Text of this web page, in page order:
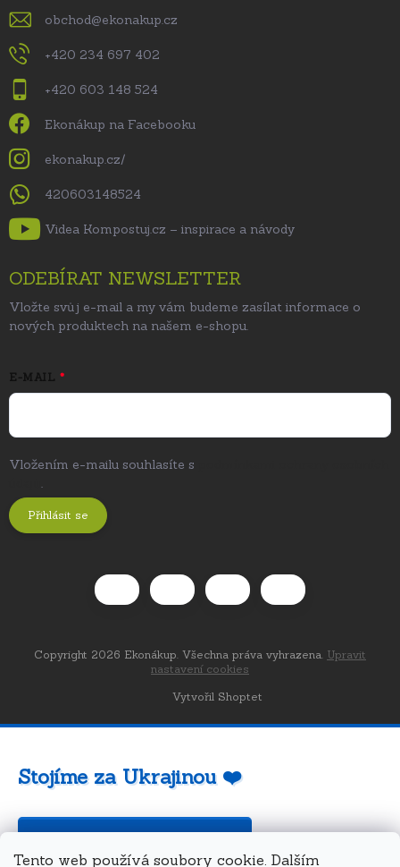
Tento web používá soubory cookie. Dalším
obchod@ekonakup.cz
+420 234 697 402
+420 603 148 524
Ekonákup na Facebooku
ekonakup.cz/
420603148524
Videa Kompostuj.cz – inspirace a návody
ODEBÍRAT NEWSLETTER
Vložte svůj e-mail a my vám budeme zasílat informace o
nových produktech na našem e-shopu.
E-MAIL
Vložením e-mailu souhlasíte s
.
Přihlásit se
Vytvořil Shoptet
Copyright 2026 Ekonákup . Všechna práva vyhrazena. Upravit
nastavení cookies
Stojíme za Ukrajinou ❤️